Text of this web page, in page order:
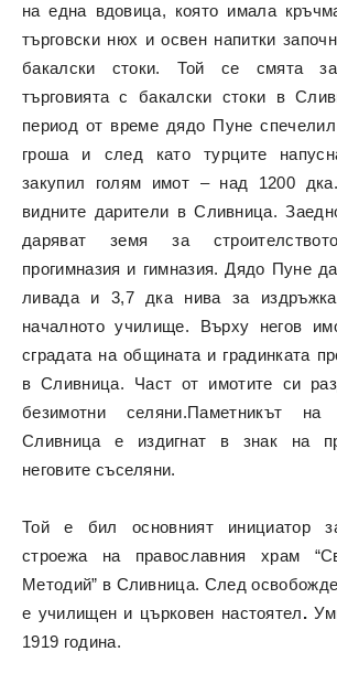
на една вдовица, която имала
търговски нюх и освен напитки
бакалски стоки. Той се смята
търговията с бакалски стоки в
период от време дядо Пуне
гроша и след като турците
закупил голям имот – над 1200
видните дарители в Сливница.
даряват земя за
прогимназия и гимназия. Дядо Пуне
ливада и 3,7 дка нива за
началното училище. Върху негов
сградата на общината и градинката
в Сливница. Част от имотите си
безимотни селяни.Паметникът
Сливница е издигнат в знак на
неговите съселяни.
Той е бил основният инициатор
строежа на православния храм
Meтoдий” в Сливница. След
е училищен и църковен настоятел.
1919 годинa.